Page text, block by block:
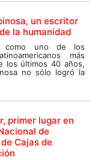
un escritor
la humanidad
como uno de los
más
los últimos 40 años,
no sólo logró la
primer lugar en
de
Cajas de